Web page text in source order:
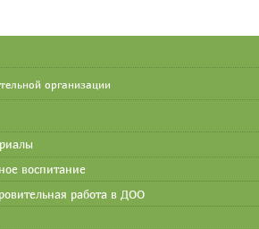
организации
воспитание
работа в ДОО